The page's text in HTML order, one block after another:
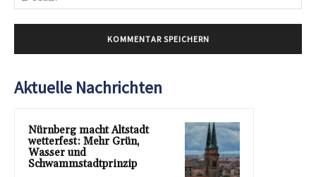
Aktuelle Nachrichten
Nürnberg macht Altstadt
wetterfest: Mehr Grün,
Wasser und
Schwammstadtprinzip